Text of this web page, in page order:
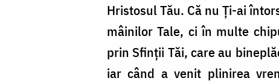
Hristosul Tău. Că nu Ți-ai
mâinilor Tale, ci în multe
prin Sfinții Tăi, care au
iar când a venit plinirea